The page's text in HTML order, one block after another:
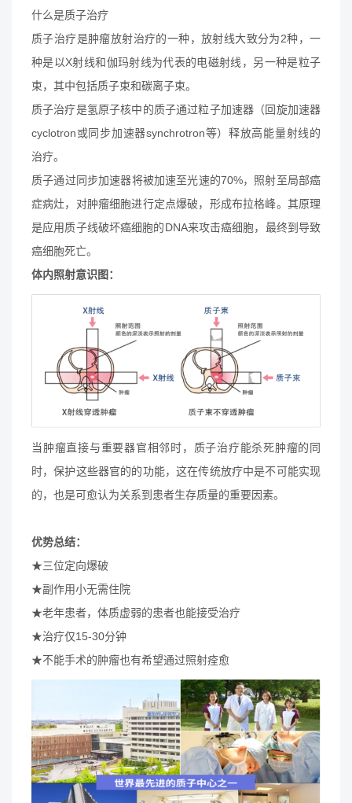
什么是质子治疗
质子治疗是肿瘤放射治疗的一种，放射线大致分为2种，一
种是以X射线和伽玛射线为代表的电磁射线，另一种是粒子
束，其中包括质子束和碳离子束。
质子治疗是氢原子核中的质子通过粒子加速器（回旋加速器
cyclotron或同步加速器synchrotron等）释放高能量射线的
治疗。
质子通过同步加速器将被加速至光速的70%，照射至局部癌
症病灶，对肿瘤细胞进行定点爆破，形成布拉格峰。其原理
是应用质子线破坏癌细胞的DNA来攻击癌细胞，最终到导致
癌细胞死亡。
体内照射意识图：
当肿瘤直接与重要器官相邻时，质子治疗能杀死肿瘤的同
时，保护这些器官的的功能，这在传统放疗中是不可能实现
的，也是可愈认为关系到患者生存质量的重要因素。
优势总结：
★三位定向爆破
★副作用小无需住院
★老年患者，体质虚弱的患者也能接受治疗
★治疗仅15-30分钟
★不能手术的肿瘤也有希望通过照射痊愈